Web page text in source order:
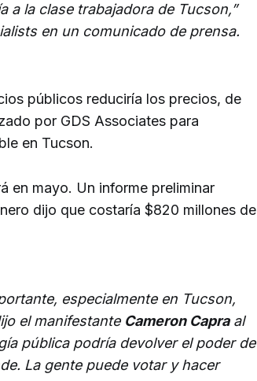
a la clase trabajadora de Tucson,”
en un comunicado de prensa.
públicos reduciría los precios, de
por GDS Associates para
en Tucson.
en mayo. Un informe preliminar
dijo que costaría $820 millones de
especialmente en Tucson,
el manifestante Cameron Capraal
pública podría devolver el poder de
La gente puede votar y hacer